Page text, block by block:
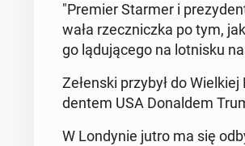
"Premier Starmer i
wa­ła rzecz­nicz­ka po tym,
go lą­du­ją­ce­go na lot­ni­sku
Ze­łen­ski przybył do
den­tem USA Do­nal­dem
W Lon­dy­nie jutro ma się